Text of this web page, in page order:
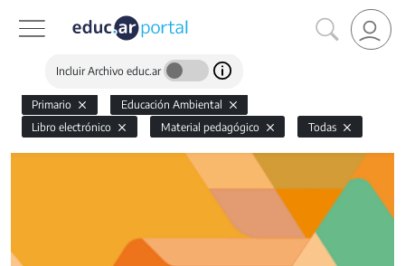
Incluir Archivo educ.ar
Primario
Educación Ambiental
Libro electrónico
Material pedagógico Todas